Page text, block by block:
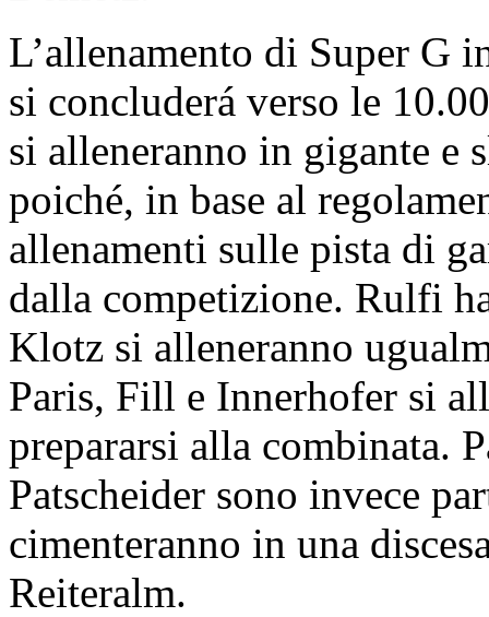
L’allenamento di Super G
si concluderá verso le
si alleneranno in gigante e
poiché, in base al
allenamenti sulle pista di
dalla competizione. Rulfi
Klotz si alleneranno
Paris, Fill e Innerhofer si
prepararsi alla combinata.
Patscheider sono invece
cimenteranno in una
Reiteralm.